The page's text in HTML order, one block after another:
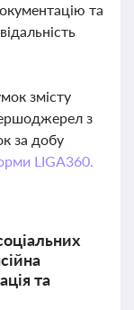
та
змісту
з
за добу
LIGA360.
та